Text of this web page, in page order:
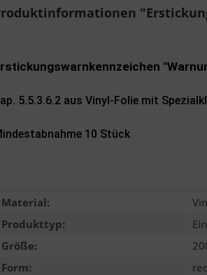
5.5.3.6.2 aus Vinyl-Folie mit
10 Stück
Material:
Produkttyp:
Größe:
Form: